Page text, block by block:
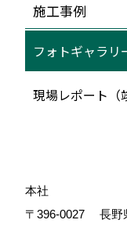
施工事例
フォトギャラリ
現場レポート（
本社
〒396-0027
長野